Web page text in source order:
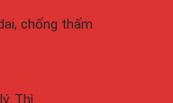
chống thấm
Thì